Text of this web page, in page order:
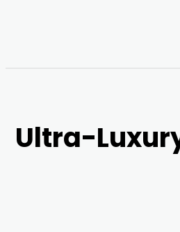
Ultra-